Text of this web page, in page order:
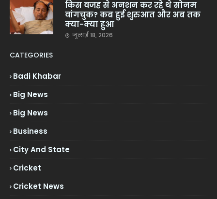
किस वजह से अनशन कर रहे थे सोनम
वांगचुक? कब हुई शुरुआत और अब तक
क्या-क्या हुआ
जुलाई 18, 2026
CATEGORIES
Badi Khabar
Big News
Big News
Business
City And State
Cricket
Cricket News